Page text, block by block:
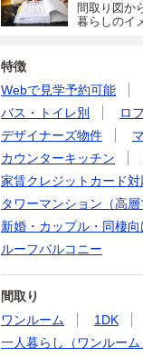
間取り図か
暮らしのイ
特徴
Webで見学予約可能
バス・トイレ別
ロ
デザイナーズ物件
カウンターキッチン
家賃クレジットカード対
タワーマンション（高層
新婚・カップル・同棲向
ルーフバルコニー
間取り
ワンルーム
1DK
一人暮らし（ワンルーム